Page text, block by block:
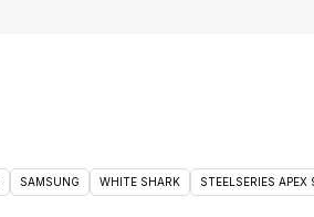
SAMSUNG WHITE SHARK STEELSERIES